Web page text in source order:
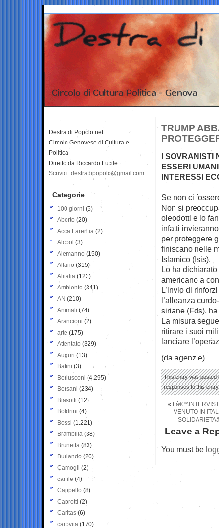
TRUMP
I SOVRANISTI
ESSERI
INTERESSI
Se non ci
Non si
oleodotti e lo
infatti
per proteggere
finiscano nelle
Islamico (Isis).
Lo ha
americano a
L’invio di
l’alleanza
siriane (Fds),
La misura
ritirare i suoi
lanciare
(da agenzie)
This entry was posted
responses to this
«
VENUTO IN
Leave a
You must be
Destra di Popolo.net
Circolo Genovese di Cultura e
Politica
Diretto da Riccardo Fucile
Scrivici: destradipopolo@gmail.com
Categorie
100 giorni (5)
Aborto (20)
Acca Larentia (2)
Alcool (3)
Alemanno (150)
Alfano (315)
Alitalia (123)
Ambiente (341)
AN (210)
Animali (74)
Arancioni (2)
arte (175)
Attentato (329)
Auguri (13)
Batini (3)
Berlusconi (4.295)
Bersani (234)
Biasotti (12)
Boldrini (4)
Bossi (1.221)
Brambilla (38)
Brunetta (83)
Burlando (26)
Camogli (2)
canile (4)
Cappello (8)
Caprotti (2)
Caritas (6)
carovita (170)